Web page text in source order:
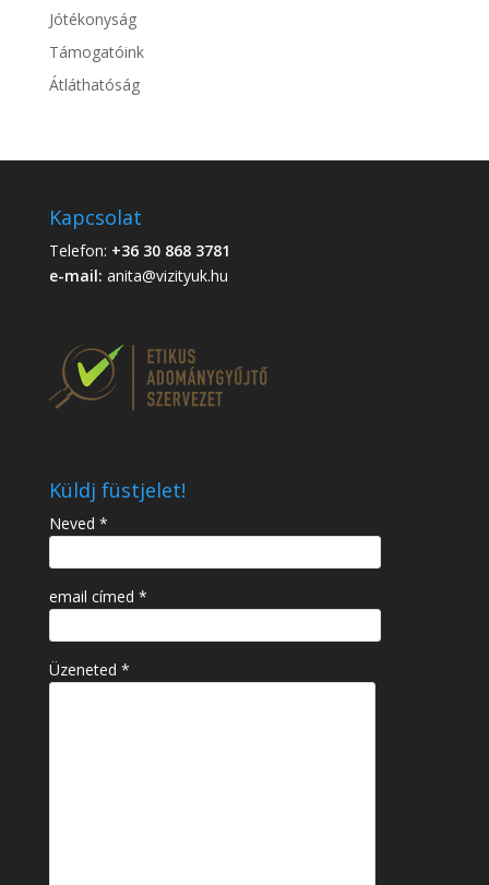
Jótékonyság
Támogatóink
Átláthatóság
Kapcsolat
Telefon: +36 30 868 3781
e-mail: anita@vizityuk.hu
Küldj füstjelet!
Neved *
email címed *
Üzeneted *